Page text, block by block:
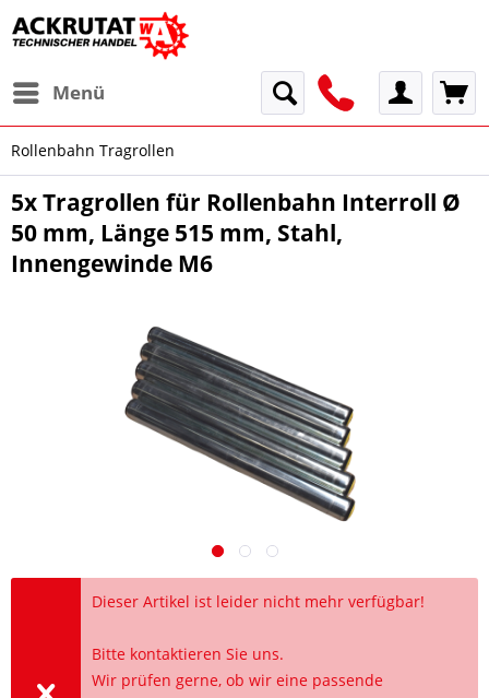
Menü
Rollenbahn Tragrollen
5x Tragrollen für Rollenbahn Interroll Ø
50 mm, Länge 515 mm, Stahl,
Innengewinde M6
Dieser Artikel ist leider nicht mehr verfügbar!
Bitte kontaktieren Sie uns.
Wir prüfen gerne, ob wir eine passende